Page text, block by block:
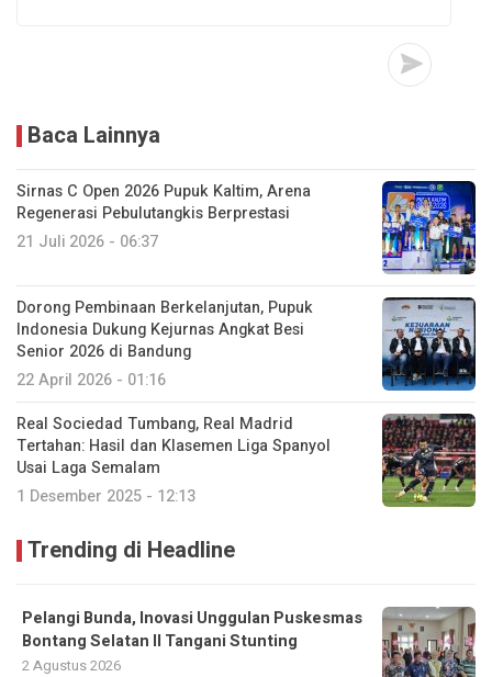
Baca Lainnya
Sirnas C Open 2026 Pupuk Kaltim, Arena
Regenerasi Pebulutangkis Berprestasi
21 Juli 2026 - 06:37
Dorong Pembinaan Berkelanjutan, Pupuk
Indonesia Dukung Kejurnas Angkat Besi
Senior 2026 di Bandung
22 April 2026 - 01:16
Real Sociedad Tumbang, Real Madrid
Tertahan: Hasil dan Klasemen Liga Spanyol
Usai Laga Semalam
1 Desember 2025 - 12:13
Trending di Headline
Pelangi Bunda, Inovasi Unggulan Puskesmas
Bontang Selatan II Tangani Stunting
2 Agustus 2026